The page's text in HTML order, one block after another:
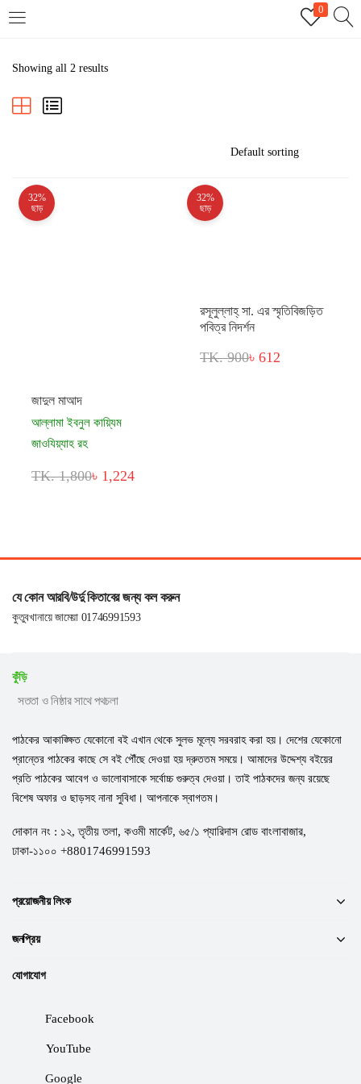
0
REGISTER
Showing all 2 results
32%
ছাড়
জাদুল মাআদ
আল্লামা ইবনুল কায়্যিম
জাওযিয়্যাহ রহ
TK. 1,800৳ 1,224
32%
ছাড়
রসূলুল্লাহ্ সা. এর স্মৃতিবিজড়িত
পবিত্র নিদর্শন
TK. 900৳ 612
যে কোন আরবি/উর্দু কিতাবের জন্য কল করুন
কুতুবখানায়ে জামেয়া 01746991593
কুঁড়ি
সততা ও নিষ্ঠার সাথে পথচলা
পাঠকের আকাঙ্ক্ষিত যেকোনো বই এখান থেকে সুলভ মূল্যে সরবরাহ করা হয়। দেশের যেকোনো
প্রান্তের পাঠকের কাছে সে বই পৌঁছে দেওয়া হয় দ্রুততম সময়ে। আমাদের উদ্দেশ্য বইয়ের
প্রতি পাঠকের আবেগ ও ভালোবাসাকে সর্বোচ্চ গুরুত্ব দেওয়া। তাই পাঠকদের জন্য রয়েছে
বিশেষ অফার ও ছাড়সহ নানা সুবিধা। আপনাকে স্বাগতম।
দোকান নং : ১২, তৃতীয় তলা, কওমী মার্কেট, ৬৫/১ প্যারিদাস রোড বাংলাবাজার,
ঢাকা-১১০০ +8801746991593
প্রয়োজনীয় লিংক
জনপ্রিয়
যোগাযোগ
Facebook
YouTube
Google